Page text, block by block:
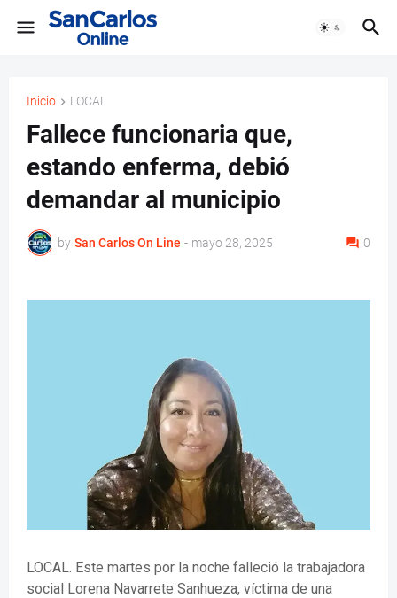
Inicio LOCAL
Fallece funcionaria que,
estando enferma, debió
demandar al municipio
by San Carlos On Line - mayo 28, 2025 0
LOCAL. Este martes por la noche falleció la trabajadora
social Lorena Navarrete Sanhueza, víctima de una